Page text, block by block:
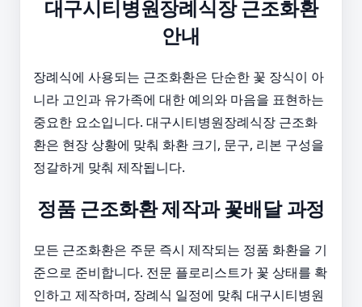
대구시티병원장례식장 근조화환
안내
장례식에 사용되는 근조화환은 단순한 꽃 장식이 아
니라 고인과 유가족에 대한 예의와 마음을 표현하는
중요한 요소입니다. 대구시티병원장례식장 근조화
환은 현장 상황에 맞춰 화환 크기, 문구, 리본 구성을
정갈하게 맞춰 제작됩니다.
정품 근조화환 제작과 꽃배달 과정
모든 근조화환은 주문 즉시 제작되는 정품 화환을 기
준으로 준비합니다. 전문 플로리스트가 꽃 상태를 확
인하고 제작하며, 장례식 일정에 맞춰 대구시티병원